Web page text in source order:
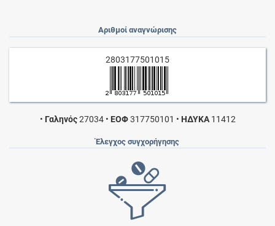
Αριθμοί αναγνώρισης
2803177501015
• Γαληνός27034 • ΕΟΦ317750101 • ΗΔΥΚΑ11412
Έλεγχος συγχορήγησης